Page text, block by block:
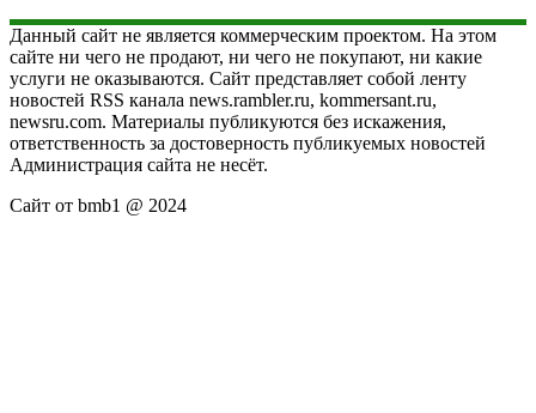
Данный сайт не является коммерческим проектом. На этом
сайте ни чего не продают, ни чего не покупают, ни какие
услуги не оказываются. Сайт представляет собой ленту
новостей RSS канала news.rambler.ru, kommersant.ru,
newsru.com. Материалы публикуются без искажения,
ответственность за достоверность публикуемых новостей
Администрация сайта не несёт.
Сайт от bmb1 @ 2024